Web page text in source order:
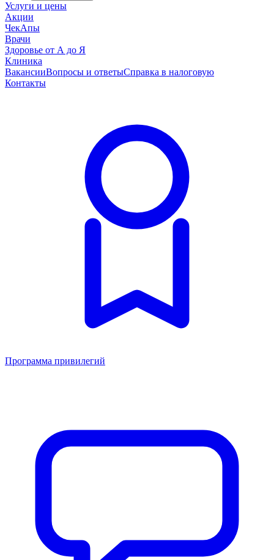
Услуги и цены
Акции
ЧекАпы
Врачи
Здоровье от А до Я
Клиника
ВакансииВопросы и ответыСправка в налоговую
Контакты
Программа привилегий